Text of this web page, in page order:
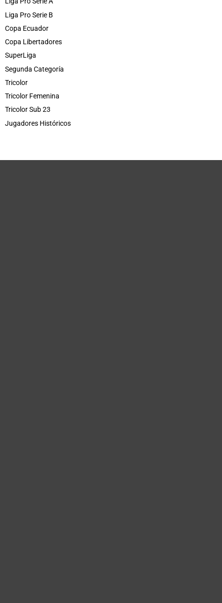
Liga Pro Serie B
Copa Ecuador
Copa Libertadores
SuperLiga
Segunda Categoría
Tricolor
Tricolor Femenina
Tricolor Sub 23
Jugadores Históricos